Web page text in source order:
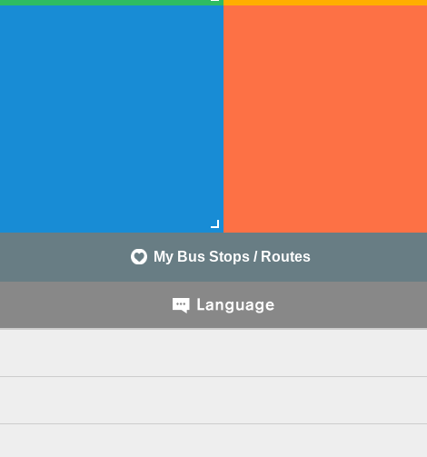
My Bus Stops / Routes